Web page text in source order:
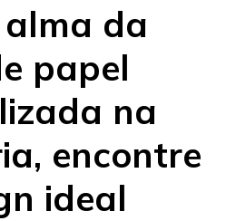
da
papel
na
encontre
ideal